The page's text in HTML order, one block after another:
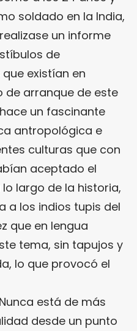
soldado en la India,
un informe
de
existían en
de arranque de este
hace un fascinante
antropológica e
culturas que con
aceptado el
largo de la historia,
a los indios tupis del
que en lengua
tema, sin tapujos y
lo que provocó el
Nunca está de más
desde un punto